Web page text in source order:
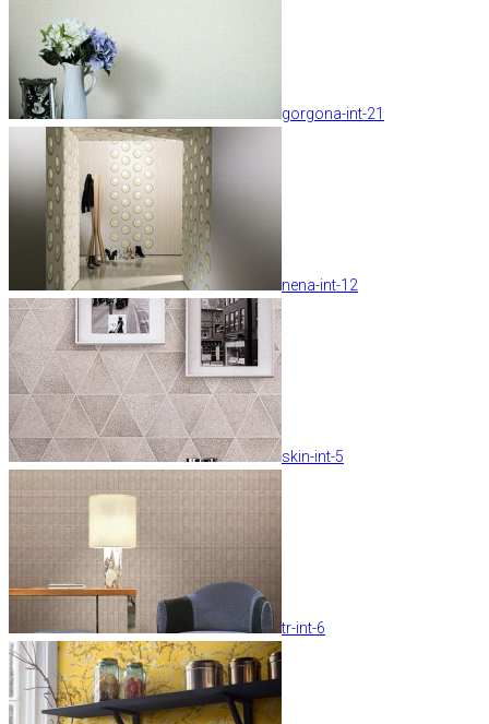
gorgona-int-21
nena-int-12
skin-int-5
tr-int-6